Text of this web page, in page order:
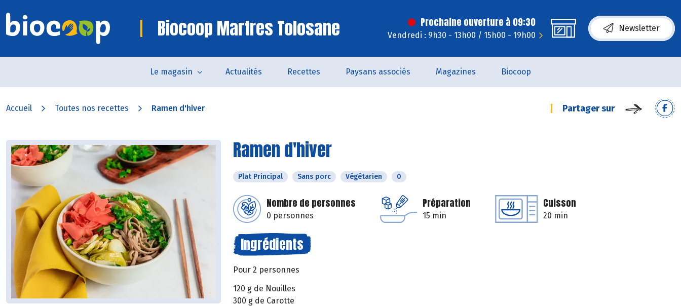
Biocoop Martres Tolosane Prochaine ouverture à 09:30
Vendredi : 9h30 - 13h00 / 15h00 - 19h00
Newsletter
Le magasin Actualités Recettes Paysans associés Magazines Biocoop
Accueil Toutes nos recettes Ramen d'hiver Partager sur
Ramen d'hiver
Plat Principal Sans porc Végétarien 0
Nombre de personnes
0 personnes
Préparation
15 min
Cuisson
20 min
Ingrédients
Pour 2 personnes
120 g de Nouilles
300 g de Carotte